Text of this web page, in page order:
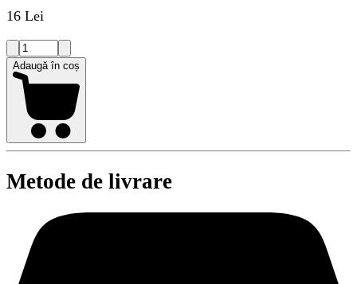
16 Lei
Adaugă în coș
Metode de livrare